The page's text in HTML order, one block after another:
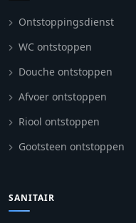
Ontstoppingsdienst
WC ontstoppen
Douche ontstoppen
Afvoer ontstoppen
Riool ontstoppen
Gootsteen ontstoppen
SANITAIR